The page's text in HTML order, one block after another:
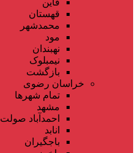
قهستان
محمدشهر
مود
نهبندان
نیمبلوک
بازگشت
خراسان رضوی
تمام شهر‌ها
مشهد
احمدآباد صولت
انابد
باجگیران